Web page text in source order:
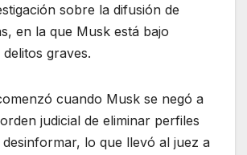
sobre la difusión de
en la que Musk está bajo
graves.
cuando Musk se negó a
judicial de eliminar perfiles
desinformar, lo que llevó al juez a